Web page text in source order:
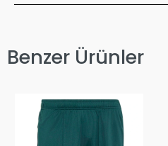
Benzer Ürünler